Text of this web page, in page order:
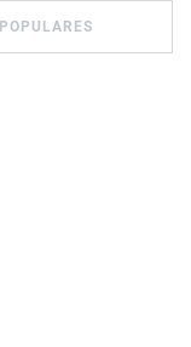
POPULARES